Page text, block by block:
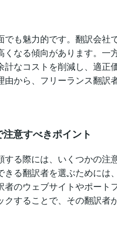
も魅力的です。翻訳会社
なる傾向があります。一
なコストを削減し、適正
から、フリーランス翻訳
意すべきポイント
る際には、いくつかの注
る翻訳者を選ぶためには
のウェブサイトやポート
することで、その翻訳者